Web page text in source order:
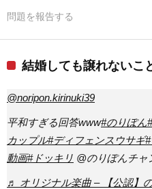
問題を報告する
結婚しても譲れないこ
@noripon.kirinuki39
平和すぎる回答www#のりぽん
カップル#ディフェンスウサギ
動画#ドッキリ @のりぽんチャ
♬ オリジナル楽曲 – 【公認】